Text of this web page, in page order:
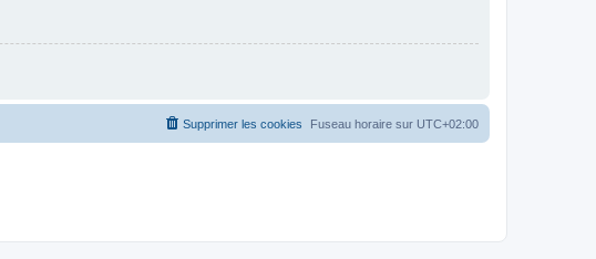
Fuseau horaire sur UTC+02:00
Supprimer les cookies